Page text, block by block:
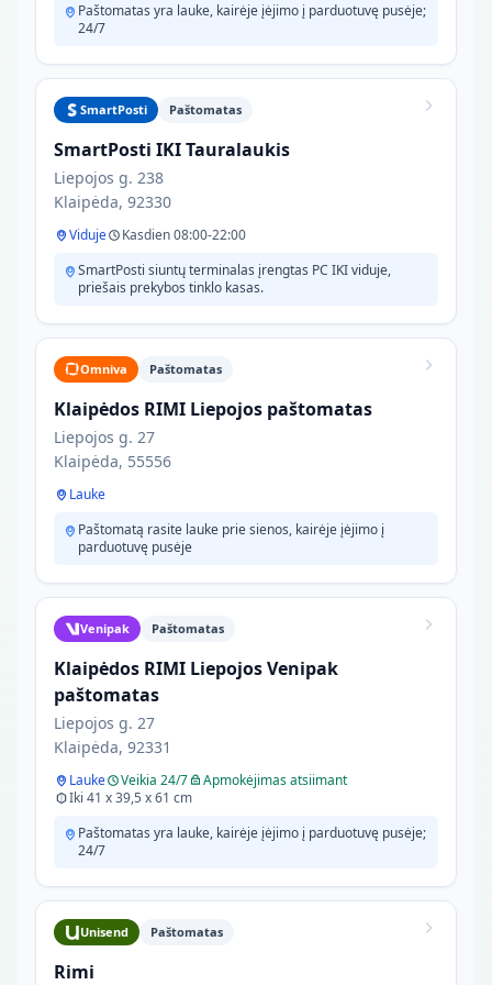
Paštomatas yra lauke, kairėje įėjimo į parduotuvę pusėje;
24/7
SmartPosti Paštomatas
SmartPosti IKI Tauralaukis
Liepojos g. 238
Klaipėda, 92330
Viduje
Kasdien 08:00-22:00
SmartPosti siuntų terminalas įrengtas PC IKI viduje,
priešais prekybos tinklo kasas.
Omniva Paštomatas
Klaipėdos RIMI Liepojos paštomatas
Liepojos g. 27
Klaipėda, 55556
Lauke
Paštomatą rasite lauke prie sienos, kairėje įėjimo į
parduotuvę pusėje
Venipak Paštomatas
Klaipėdos RIMI Liepojos Venipak
paštomatas
Liepojos g. 27
Klaipėda, 92331
Lauke Veikia 24/7
Apmokėjimas atsiimant
Iki 41 x 39,5 x 61 cm
Paštomatas yra lauke, kairėje įėjimo į parduotuvę pusėje;
24/7
Unisend Paštomatas
Rimi